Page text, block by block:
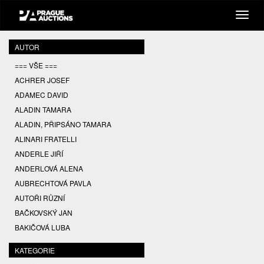
AUTOR
=== VŠE ===
ACHRER JOSEF
ADAMEC DAVID
ALADIN TAMARA
ALADIN, PŘIPSÁNO TAMARA
ALINARI FRATELLI
ANDERLE JIŘÍ
ANDERLOVÁ ALENA
AUBRECHTOVÁ PAVLA
AUTOŘI RŮZNÍ
BAČKOVSKÝ JAN
BAKIČOVÁ LUBA
BALCAR JIŘÍ
BALCAR KAREL
KATEGORIE